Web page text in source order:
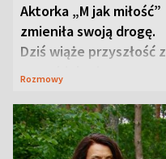
Aktorka „M jak miłość”
zmieniła swoją drogę.
Dziś wiąże przyszłość z
neurobiologią
Rozmowy